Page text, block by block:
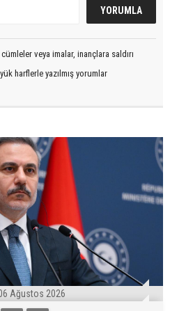
veya imalar, inançlara saldırı
harflerle yazılmış yorumlar
Ağustos 2026